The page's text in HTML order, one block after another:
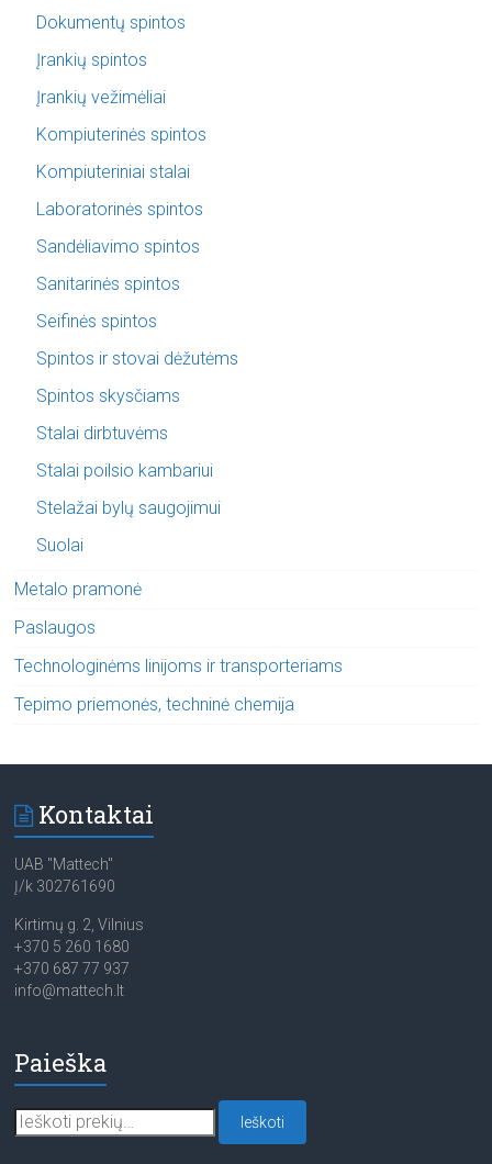
Dokumentų spintos
Įrankių spintos
Įrankių vežimėliai
Kompiuterinės spintos
Kompiuteriniai stalai
Laboratorinės spintos
Sandėliavimo spintos
Sanitarinės spintos
Seifinės spintos
Spintos ir stovai dėžutėms
Spintos skysčiams
Stalai dirbtuvėms
Stalai poilsio kambariui
Stelažai bylų saugojimui
Suolai
Metalo pramonė
Paslaugos
Technologinėms linijoms ir transporteriams
Tepimo priemonės, techninė chemija
Kontaktai
UAB "Mattech"
Į/k 302761690
Kirtimų g. 2, Vilnius
+370 5 260 1680
+370 687 77 937
info@mattech.lt
Paieška
Ieškoti:
Ieškoti